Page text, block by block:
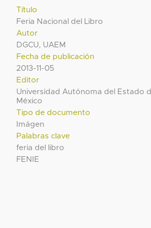
Título
Feria Nacional del Libro
Autor
DGCU, UAEM
Fecha de publicación
2013-11-05
Editor
Universidad Autónoma del Estado
México
Tipo de documento
Imágen
Palabras clave
feria del libro
FENIE